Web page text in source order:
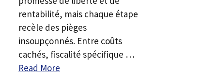
rentabilité, mais chaque étape
recèle des pièges
insoupçonnés. Entre coûts
cachés, fiscalité spécifique …
Read More